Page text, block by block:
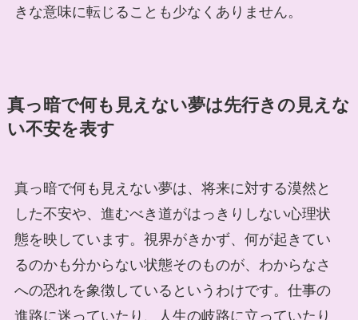
きな意味に転じることも少なくありません。
真っ暗で何も見えない夢は先行きの見えな
い不安を表す
真っ暗で何も見えない夢は、将来に対する漠然と
した不安や、進むべき道がはっきりしない心理状
態を映しています。視界がきかず、何が起きてい
るのかも分からない状態そのものが、わからなさ
への恐れを象徴しているというわけです。仕事の
進路に迷っていたり、人生の岐路に立っていたり